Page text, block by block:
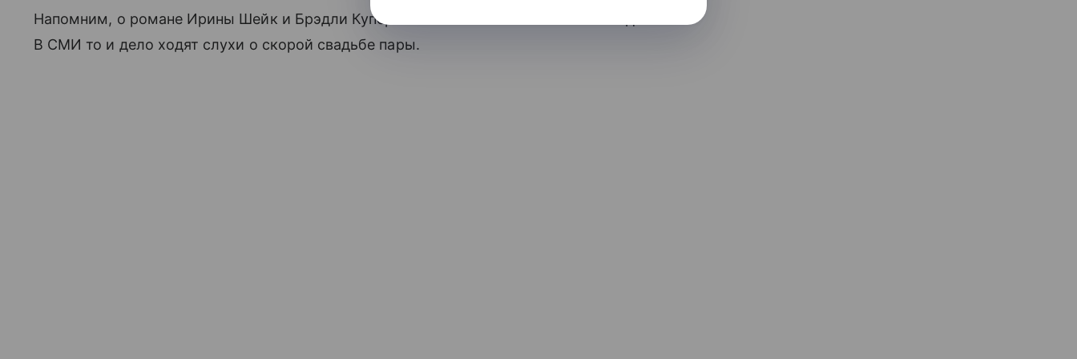
Напомним, о романе Ирины Шейк и Брэдли Купера стало известно весной 2015 года.
В СМИ то и дело ходят слухи о скорой свадьбе пары.